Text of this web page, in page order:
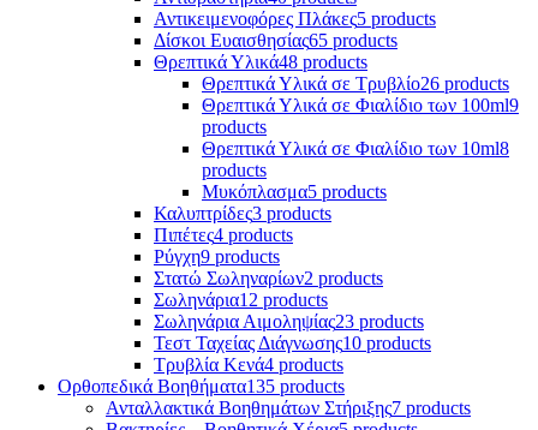
Αντικειμενοφόρες Πλάκες5 products
Δίσκοι Ευαισθησίας65 products
Θρεπτικά Υλικά48 products
Θρεπτικά Υλικά σε Τρυβλίο26 products
Θρεπτικά Υλικά σε Φιαλίδιο των 100ml9
products
Θρεπτικά Υλικά σε Φιαλίδιο των 10ml8
products
Μυκόπλασμα5 products
Καλυπτρίδες3 products
Πιπέτες4 products
Ρύγχη9 products
Στατώ Σωληναρίων2 products
Σωληνάρια12 products
Σωληνάρια Αιμοληψίας23 products
Τεστ Ταχείας Διάγνωσης10 products
Τρυβλία Κενά4 products
Ορθοπεδικά Βοηθήματα135 products
Ανταλλακτικά Βοηθημάτων Στήριξης7 products